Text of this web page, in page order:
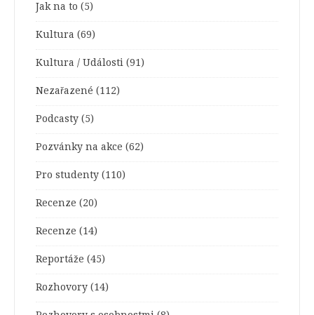
Jak na to (5)
Kultura (69)
Kultura / Události (91)
Nezařazené (112)
Podcasty (5)
Pozvánky na akce (62)
Pro studenty (110)
Recenze (20)
Recenze (14)
Reportáže (45)
Rozhovory (14)